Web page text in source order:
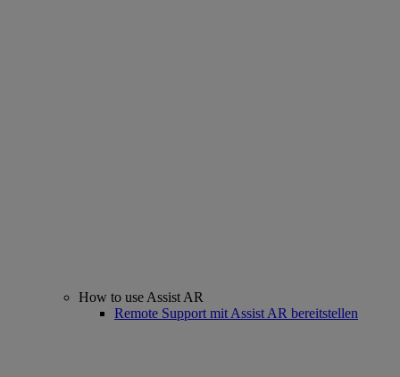
How to use Assist AR
Remote Support mit Assist AR bereitstellen